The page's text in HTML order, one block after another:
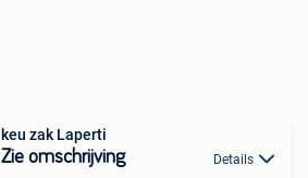
keu zak Laperti
Zie omschrijving Details